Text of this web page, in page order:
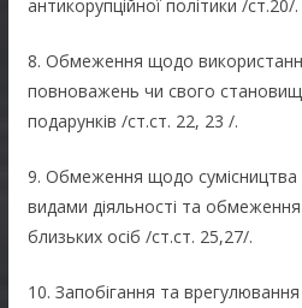
антикорупційної політики /ст.20/.
8. Обмеження щодо
повноважень чи свого
подарунків /ст.ст. 22, 23 /.
9. Обмеження щодо сумісництва
видами діяльності та
близьких осіб /ст.ст. 25,27/.
10. Запобігання та врегулювання